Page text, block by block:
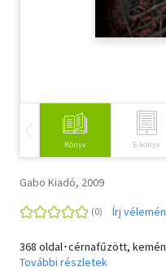
Tankönyv, segédkönyv
Történelem
Könyv E-könyv
Gabo Kiadó, 2009
Írj
368 oldal･cérnafűzött,
További részletek